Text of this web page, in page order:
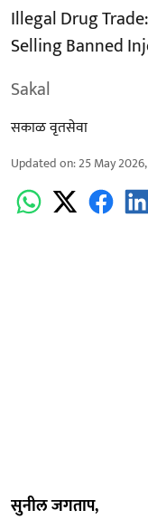
Illegal Drug
Selling Banned
Sakal
सकाळ वृतसेवा
Updated on:25 May
सुनील जगताप,